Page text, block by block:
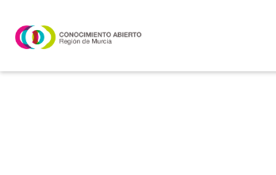
navigation